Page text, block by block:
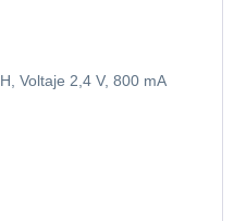
Voltaje 2,4 V, 800 mA